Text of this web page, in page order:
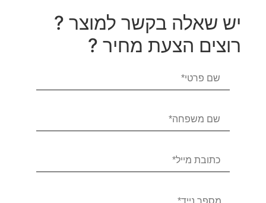
יש שאלה בקשר למוצר ?
רוצים הצעת מחיר ?